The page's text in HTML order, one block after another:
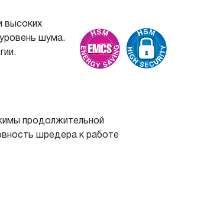
высоких
шума.
продолжительной
шредера к работе